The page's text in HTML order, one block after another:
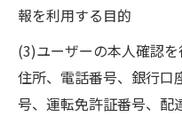
報を利用する目的
(3)ユーザーの本人確認を
住所、電話番号、銀行口
号、運転免許証番号、配